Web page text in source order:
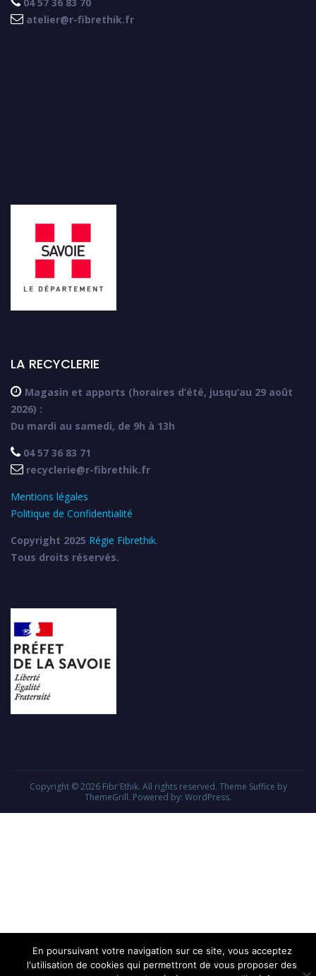
 atelier@r-fibrethik.fr
LA RECYCLERIE
 Magasin et apports (horaires d’été, jusqu’au 29 août
2026) :
Du mardi au samedi, de 9h à 13h
 04 57 36 83 71
 recyclerie@r-fibrethik.fr
Mentions légales
Politique de Confidentialité
Copyright 2025 Régie Fibrethik.
Tous droits réservés.
Copyright © 2026 Fibr'Ethik. All rights reserved. Theme Suffice by
ThemeGrill. Powered by: WordPress.
En poursuivant votre navigation sur ce site, vous acceptez
l'utilisation de cookies qui permettront de vous proposer des